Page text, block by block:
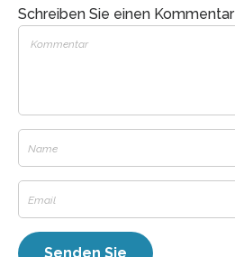
Schreiben Sie einen Kommentar